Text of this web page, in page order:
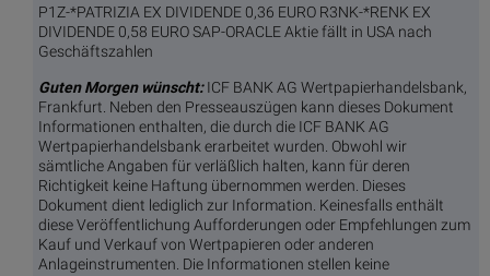
P1Z-*PATRIZIA EX DIVIDENDE 0,36 EURO R3NK-*RENK EX
DIVIDENDE 0,58 EURO SAP-ORACLE Aktie fällt in USA nach
Geschäftszahlen
Guten Morgen wünscht: ICF BANK AG Wertpapierhandelsbank,
Frankfurt. Neben den Presseauszügen kann dieses Dokument
Informationen enthalten, die durch die ICF BANK AG
Wertpapierhandelsbank erarbeitet wurden. Obwohl wir
sämtliche Angaben für verläßlich halten, kann für deren
Richtigkeit keine Haftung übernommen werden. Dieses
Dokument dient lediglich zur Information. Keinesfalls enthält
diese Veröffentlichung Aufforderungen oder Empfehlungen zum
Kauf und Verkauf von Wertpapieren oder anderen
Anlageinstrumenten. Die Informationen stellen keine